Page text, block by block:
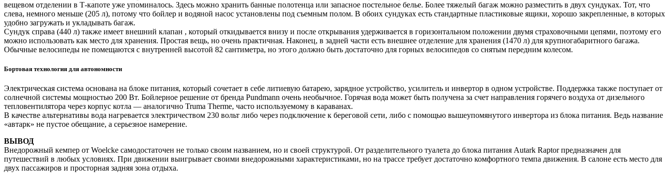
вещевом отделении в Т-капоте уже упоминалось. Здесь можно хранить банные полотенца или запасное постельное белье. Более тяжелый багаж можно разместить в двух сундуках. Тот, что
слева, немного меньше (205 л), потому что бойлер и водяной насос установлены под съемным полом. В обоих сундуках есть стандартные пластиковые ящики, хорошо закрепленные, в которых
удобно загружать и укладывать багаж.
Сундук справа (440 л) также имеет внешний клапан , который откидывается внизу и после открывания удерживается в горизонтальном положении двумя страховочными цепями, поэтому его
можно использовать как место для хранения. Простая вещь, но очень практичная. Наконец, в задней части есть внешнее отделение для хранения (1470 л) для крупногабаритного багажа.
Обычные велосипеды не помещаются с внутренней высотой 82 сантиметра, но этого должно быть достаточно для горных велосипедов со снятым передним колесом.
Бортовая технология для автономности
Электрическая система основана на блоке питания, который сочетает в себе литиевую батарею, зарядное устройство, усилитель и инвертор в одном устройстве. Поддержка также поступает от
солнечной системы мощностью 200 Вт. Бойлерное решение от бренда Pundmann очень необычное. Горячая вода может быть получена за счет направления горячего воздуха от дизельного
тепловентилятора через корпус котла — аналогично Truma Therme, часто используемому в караванах.
В качестве альтернативы вода нагревается электричеством 230 вольт либо через подключение к береговой сети, либо с помощью вышеупомянутого инвертора из блока питания. Ведь название
«автарк» не пустое обещание, а серьезное намерение.
ВЫВОД
Внедорожный кемпер от Woelcke самодостаточен не только своим названием, но и своей структурой. От разделительного туалета до блока питания Autark Raptor предназначен для
путешествий в любых условиях. При движении выигрывает своими внедорожными характеристиками, но на трассе требует достаточно комфортного темпа движения. В салоне есть место для
двух пассажиров и просторная задняя зона отдыха.